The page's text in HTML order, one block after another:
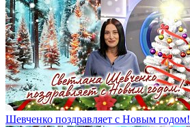
Шевченко поздравляет с Новым годом!